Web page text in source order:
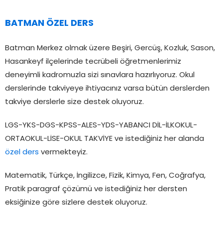
BATMAN ÖZEL DERS
Batman Merkez olmak üzere Beşiri, Gercüş, Kozluk, Sason,
Hasankeyf ilçelerinde tecrübeli öğretmenlerimiz
deneyimli kadromuzla sizi sınavlara hazırlıyoruz. Okul
derslerinde takviyeye ihtiyacınız varsa bütün derslerden
takviye derslerle size destek oluyoruz.
LGS-YKS-DGS-KPSS-ALES-YDS-YABANCI DİL-İLKOKUL-
ORTAOKUL-LİSE-OKUL TAKVİYE ve istediğiniz her alanda
özel ders vermekteyiz.
Matematik, Türkçe, İngilizce, Fizik, Kimya, Fen, Coğrafya,
Pratik paragraf çözümü ve istediğiniz her dersten
eksiğinize göre sizlere destek oluyoruz.